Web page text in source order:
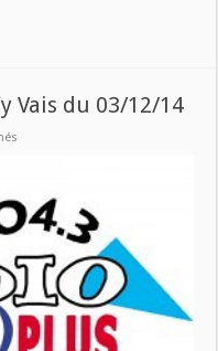
Vais du 03/12/14
Vais
du
03/12/14